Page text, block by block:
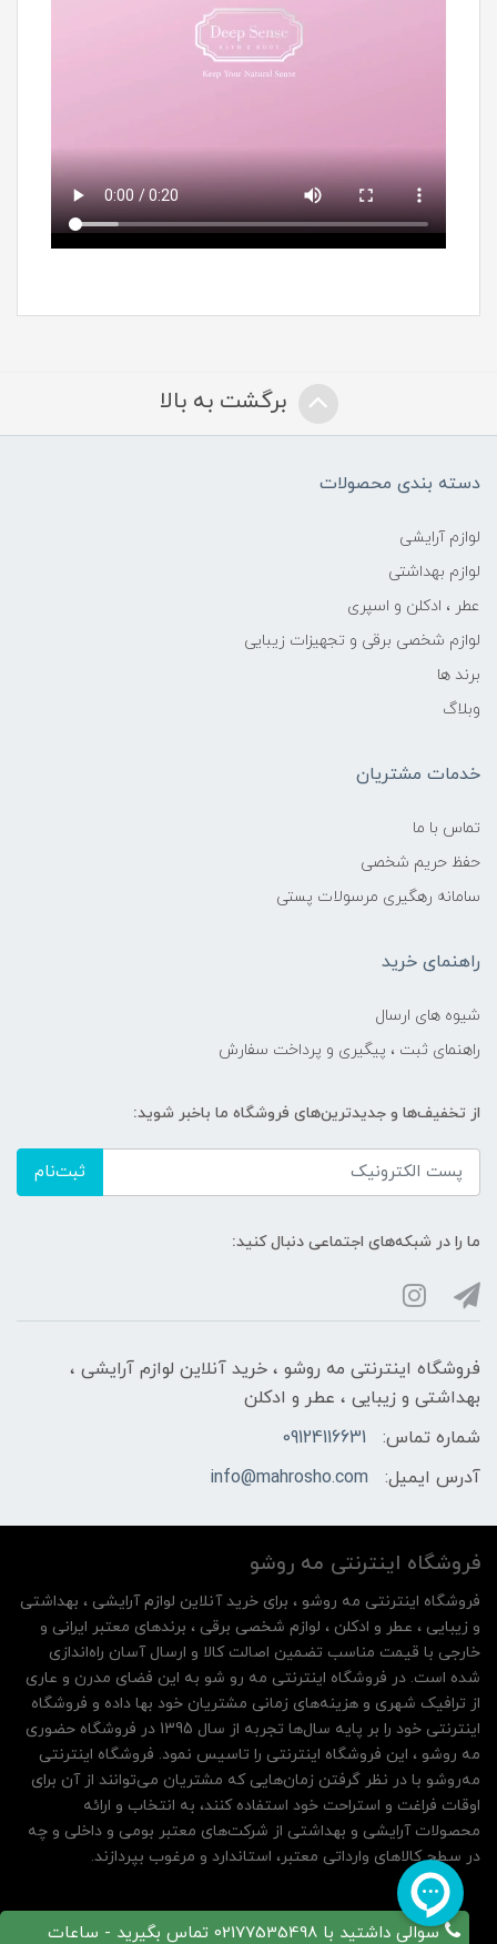
برگشت به بالا
دسته بندی محصولات
لوازم آرایشی
لوازم بهداشتی
عطر ، ادکلن و اسپری
لوازم شخصی برقی و تجهیزات زیبایی
برند ها
وبلاگ
خدمات مشتریان
تماس با ما
حفظ حریم شخصی
سامانه رهگیری مرسولات پستی
راهنمای خرید
شیوه های ارسال
راهنمای ثبت ، پیگیری و پرداخت سفارش
از تخفیف‌ها و جدیدترین‌های فروشگاه ما باخبر شوید:
ثبت‌نام
ما را در شبکه‌های اجتماعی دنبال کنید:
فروشگاه اینترنتی مه‌ رو‌شو ، خرید آنلاین لوازم آرایشی ،
بهداشتی و زیبایی ، عطر و ادکلن
شماره تماس:
09124116631
آدرس ایمیل:
info@mahrosho.com
سوالی داشتید با 02177535498 تماس بگیرید - ساعات
فروشگاه اینترنتی مه‌ رو‌شو
فروشگاه اینترنتی مه‌ رو‌شو ، برای خرید آنلاین لوازم آرایشی ، بهداشتی
و زیبایی ، عطر و ادکلن ، لوازم شخصی برقی ، برندهای معتبر ایرانی و
خارجی با قیمت مناسب تضمین اصالت کالا و ارسال آسان راه‌اندازی
شده است. در فروشگاه اینترنتی مه رو شو به این فضای مدرن و عاری
از ترافیک شهری و هزینه‌های زمانی مشتریان خود بها داده و فروشگاه
اینترنتی خود را بر پایه سال‌ها تجربه از سال 1395 در فروشگاه حضوری
مه روشو ، این فروشگاه اینترنتی را تاسیس نمود. فروشگاه اینترنتی
مه‌رو‌شو با در نظر گرفتن زمان‌هایی که مشتریان می‌توانند از آن‌ برای
اوقات فراغت و استراحت خود استفاده کنند، به انتخاب و ارائه
محصولات آرایشی و بهداشتی از شرکت‌های معتبر بومی و داخلی و چه
در سطح کالاهای وارداتی معتبر، استاندارد و مرغوب بپردازند.